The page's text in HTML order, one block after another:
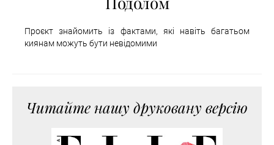
Проєкт знайомить із фактами, які навіть багатьом
киянам можуть бути невідомими
Читайте нашу друковану версію